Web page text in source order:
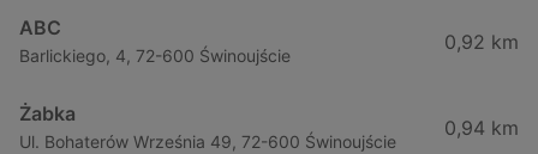
ABC
Barlickiego, 4, 72-600 Świnoujście
0,92 km
Żabka
Ul. Bohaterów Września 49, 72-600 Świnoujście
0,94 km